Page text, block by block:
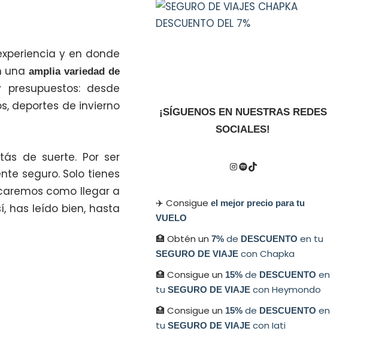
y en donde
unaamplia variedad de
desde
deportes de invierno
de suerte. Por ser
seguro. Solo tienes
como llegar a
has leído bien, hasta
¡SÍGUENOS EN NUESTRAS REDES
SOCIALES!
✈️ Consigue el mejor precio para tu
VUELO
🏥 Obtén un 7% de DESCUENTO en tu
SEGURO DE VIAJE con Chapka
🏥 Consigue un 15% de DESCUENTO en
tu SEGURO DE VIAJE con Heymondo
🏥 Consigue un 15% de DESCUENTO en
tu SEGURO DE VIAJE con Iati